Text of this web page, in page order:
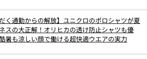
だく通勤からの解放】ユニクロのポロシャツが夏
スの大正解！オリヒカの透け防止シャツも優
暑も涼しい顔で働ける超快適ウエアの実力